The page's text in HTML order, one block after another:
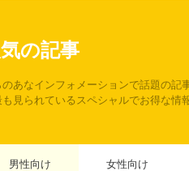
の記事
のあなインフォメーションで話題の記
見られているスペシャルでお得な情
男性向け 女性向け